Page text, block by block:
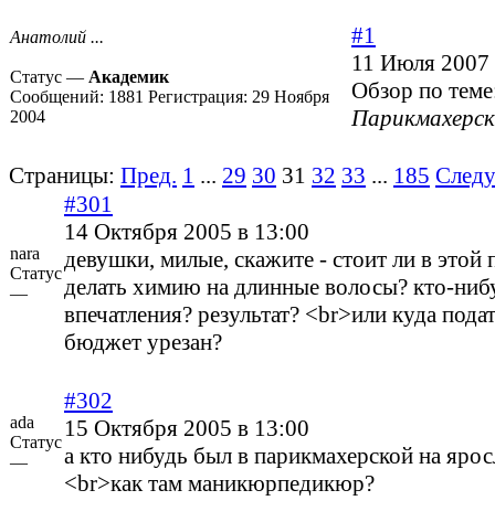
Анатолий ...
Статус — Академик
Сообщений: 1881 Регистрация: 29 Ноября
2004
#1
11 Июля 2007
Обзор по
Страницы: Пред. 1 ... 29 30 31 32 33 ... 185
nara
Статус
—
#301
14 Октября 2005 в 13:00
девушки, милые, скажите - стоит ли в этой
делать химию на длинные волосы? кто-
впечатления? результат? <br>или куда
бюджет урезан?
ada
Статус
—
#302
15 Октября 2005 в 13:00
а кто нибудь был в парикмахерской на
<br>как там маникюрпедикюр?